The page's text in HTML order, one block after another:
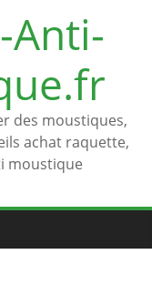
des moustiques,
achat raquette,
moustique